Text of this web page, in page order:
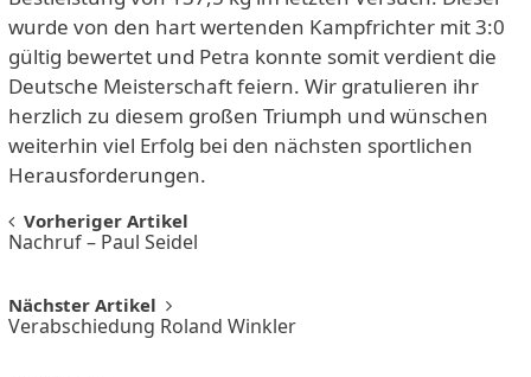
wurde von den hart wertenden Kampfrichter mit 3:0
gültig bewertet und Petra konnte somit verdient die
Deutsche Meisterschaft feiern. Wir gratulieren ihr
herzlich zu diesem großen Triumph und wünschen
weiterhin viel Erfolg bei den nächsten sportlichen
Herausforderungen.
Post
Vorheriger Artikel
Nachruf – Paul Seidel
Nächster Artikel
Verabschiedung Roland Winkler